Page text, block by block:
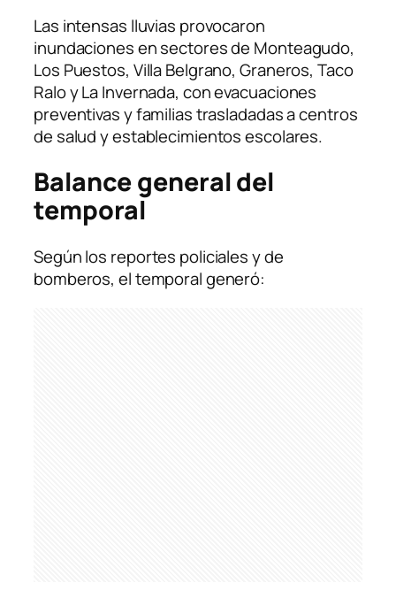
Las intensas lluvias provocaron
inundaciones en sectores de Monteagudo,
Los Puestos, Villa Belgrano, Graneros, Taco
Ralo y La Invernada, con evacuaciones
preventivas y familias trasladadas a centros
de salud y establecimientos escolares.
Balance general del
temporal
Según los reportes policiales y de
bomberos, el temporal generó: